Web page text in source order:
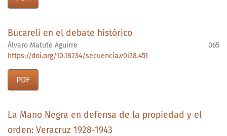
Bucareli en el debate histórico
Álvaro Matute Aguirre
065
https://doi.org/10.18234/secuencia.v0i28.451
PDF
La Mano Negra en defensa de la propiedad y el
orden: Veracruz 1928-1943